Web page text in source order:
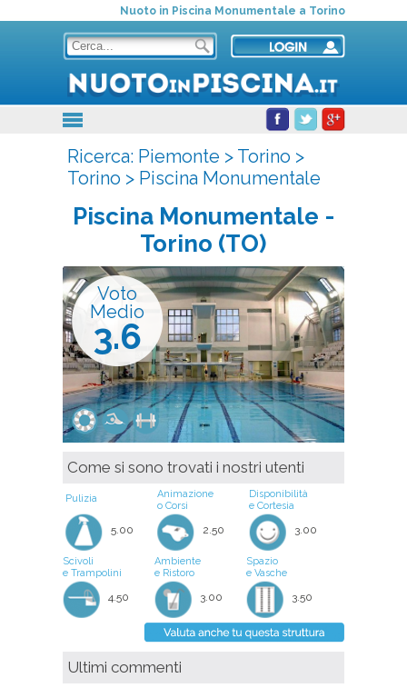
Nuoto in Piscina Monumentale a Torino
Ricerca: Piemonte > Torino >
Torino > Piscina Monumentale
Piscina Monumentale -
Torino (TO)
Voto
Medio
3.6
Come si sono trovati i nostri utenti
Pulizia
5.00
Animazione
o Corsi
2.50
Disponibilità
e Cortesia
3.00
Scivoli
e Trampolini
4.50
Ambiente
e Ristoro
3.00
Spazio
e Vasche
3.50
Ultimi commenti